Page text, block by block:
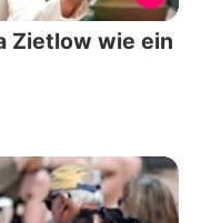
Zietlow wie ein